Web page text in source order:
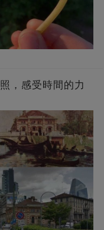
，感受時間的力